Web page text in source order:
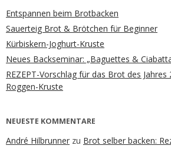
Entspannen beim Brotbacken
Sauerteig Brot & Brötchen für Beginner
Kürbiskern-Joghurt-Kruste
Neues Backseminar: „Baguettes &
REZEPT-Vorschlag für das Brot des Jahres
Roggen-Kruste
NEUESTE KOMMENTARE
André Hilbrunner zu Brot selber backen: